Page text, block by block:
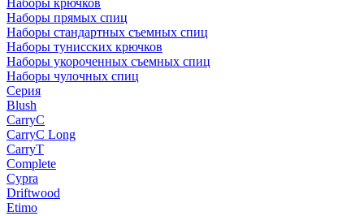
Наборы крючков
Наборы прямых спиц
Наборы стандартных съемных спиц
Наборы тунисских крючков
Наборы укороченных съемных спиц
Наборы чулочных спиц
Серия
Blush
CarryC
CarryC Long
CarryT
Complete
Cypra
Driftwood
Etimo